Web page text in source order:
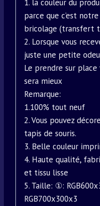
1. la couleur du
parce que c’est
bricolage (transfert
2. Lorsque vous
juste une petite
Le prendre sur
sera mieux
Remarque:
1.100% tout neuf
2. Vous pouvez
tapis de souris.
3. Belle couleur
4. Haute qualité,
et tissu lisse
5. Taille: ①:
RGB700x300x3